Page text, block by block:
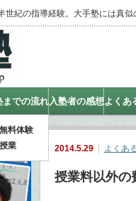
紀の指導経験。大手塾には真
までの流れ
無料体験
授業
入塾者の感想よくあ
2014.5.29 よくあ
授業料以外の